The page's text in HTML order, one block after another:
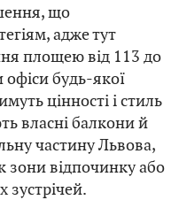
що
адже тут
площею від 113 до
будь-якої
цінності і стиль
власні балкони й
частину Львова,
зони відпочинку або
зустрічей.